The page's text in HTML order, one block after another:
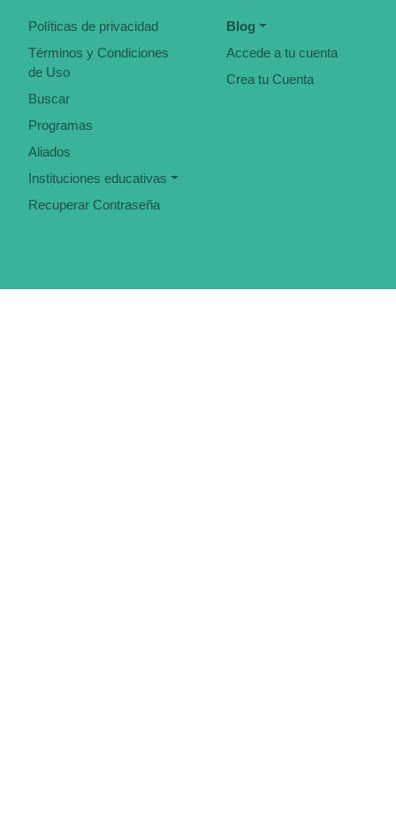
Políticas de privacidad
Términos y Condiciones
de Uso
Buscar
Programas
Aliados
Instituciones educativas
Recuperar Contraseña
Blog
Accede a tu cuenta
Crea tu Cuenta